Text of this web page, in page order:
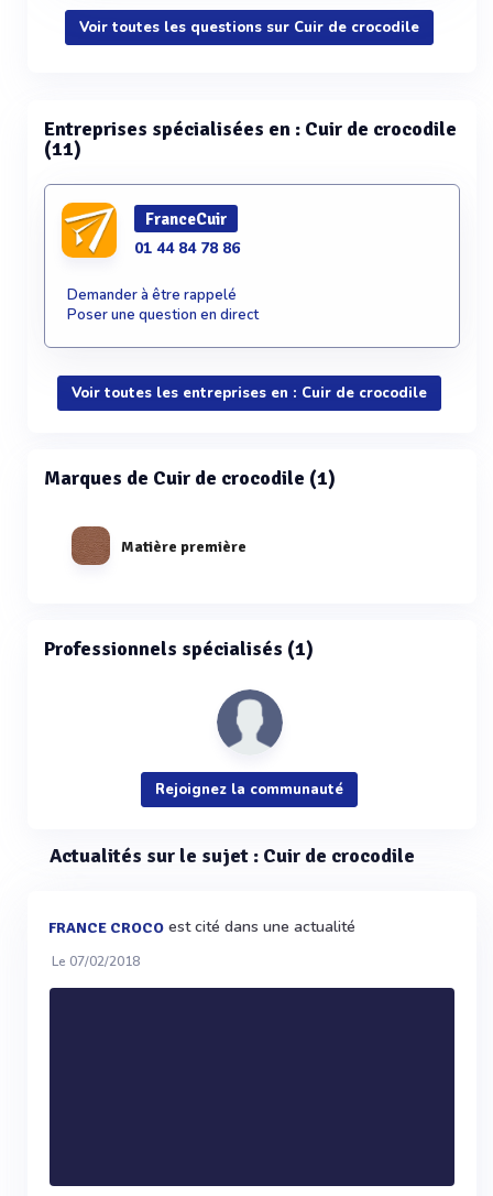
Voir toutes les questions sur Cuir de crocodile
Entreprises spécialisées en : Cuir de crocodile
(11)
FranceCuir
01 44 84 78 86
Demander à être rappelé
Poser une question en direct
Voir toutes les entreprises en : Cuir de crocodile
Marques de Cuir de crocodile (1)
Matière première
Professionnels spécialisés (1)
Rejoignez la communauté
Actualités sur le sujet : Cuir de crocodile
FRANCE CROCO est cité dans une actualité
Le 07/02/2018